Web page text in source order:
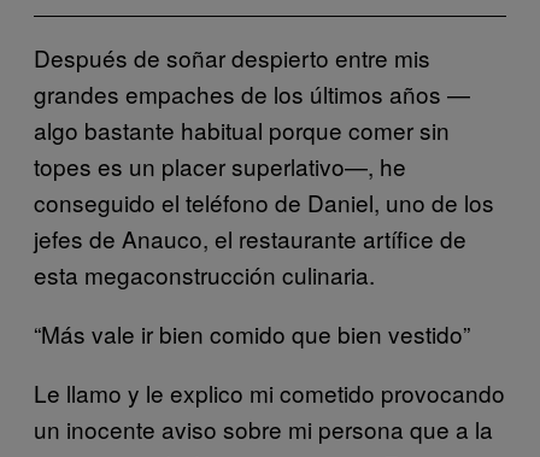
Después de soñar despierto entre mis
grandes empaches de los últimos años —
algo bastante habitual porque comer sin
topes es un placer superlativo—, he
conseguido el teléfono de Daniel, uno de los
jefes de Anauco, el restaurante artífice de
esta megaconstrucción culinaria.
“Más vale ir bien comido que bien vestido”
Le llamo y le explico mi cometido provocando
un inocente aviso sobre mi persona que a la